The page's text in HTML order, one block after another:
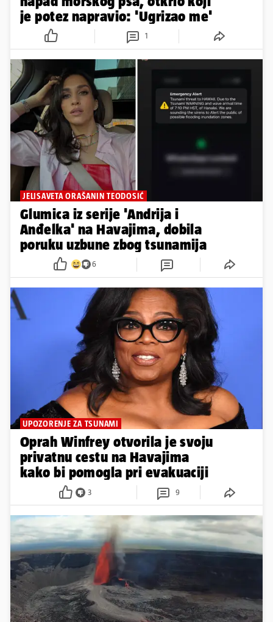
je potez napravio: 'Ugrizao me'
1
JELISAVETA ORAŠANIN TEODOSIĆ
Glumica iz serije 'Andrija i
Anđelka' na Havajima, dobila
poruku uzbune zbog tsunamija
6
UPOZORENJE ZA TSUNAMI
Oprah Winfrey otvorila je svoju
privatnu cestu na Havajima
kako bi pomogla pri evakuaciji
3 9